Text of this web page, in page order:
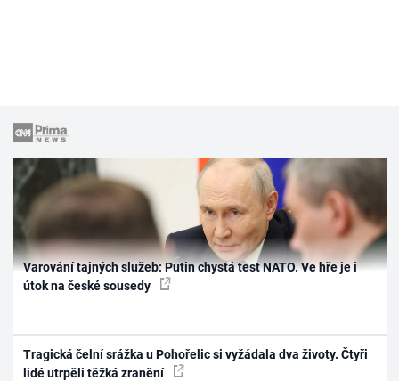
Varování tajných služeb: Putin chystá test NATO. Ve hře je i
útok na české sousedy
Tragická čelní srážka u Pohořelic si vyžádala dva životy. Čtyři
lidé utrpěli těžká zranění